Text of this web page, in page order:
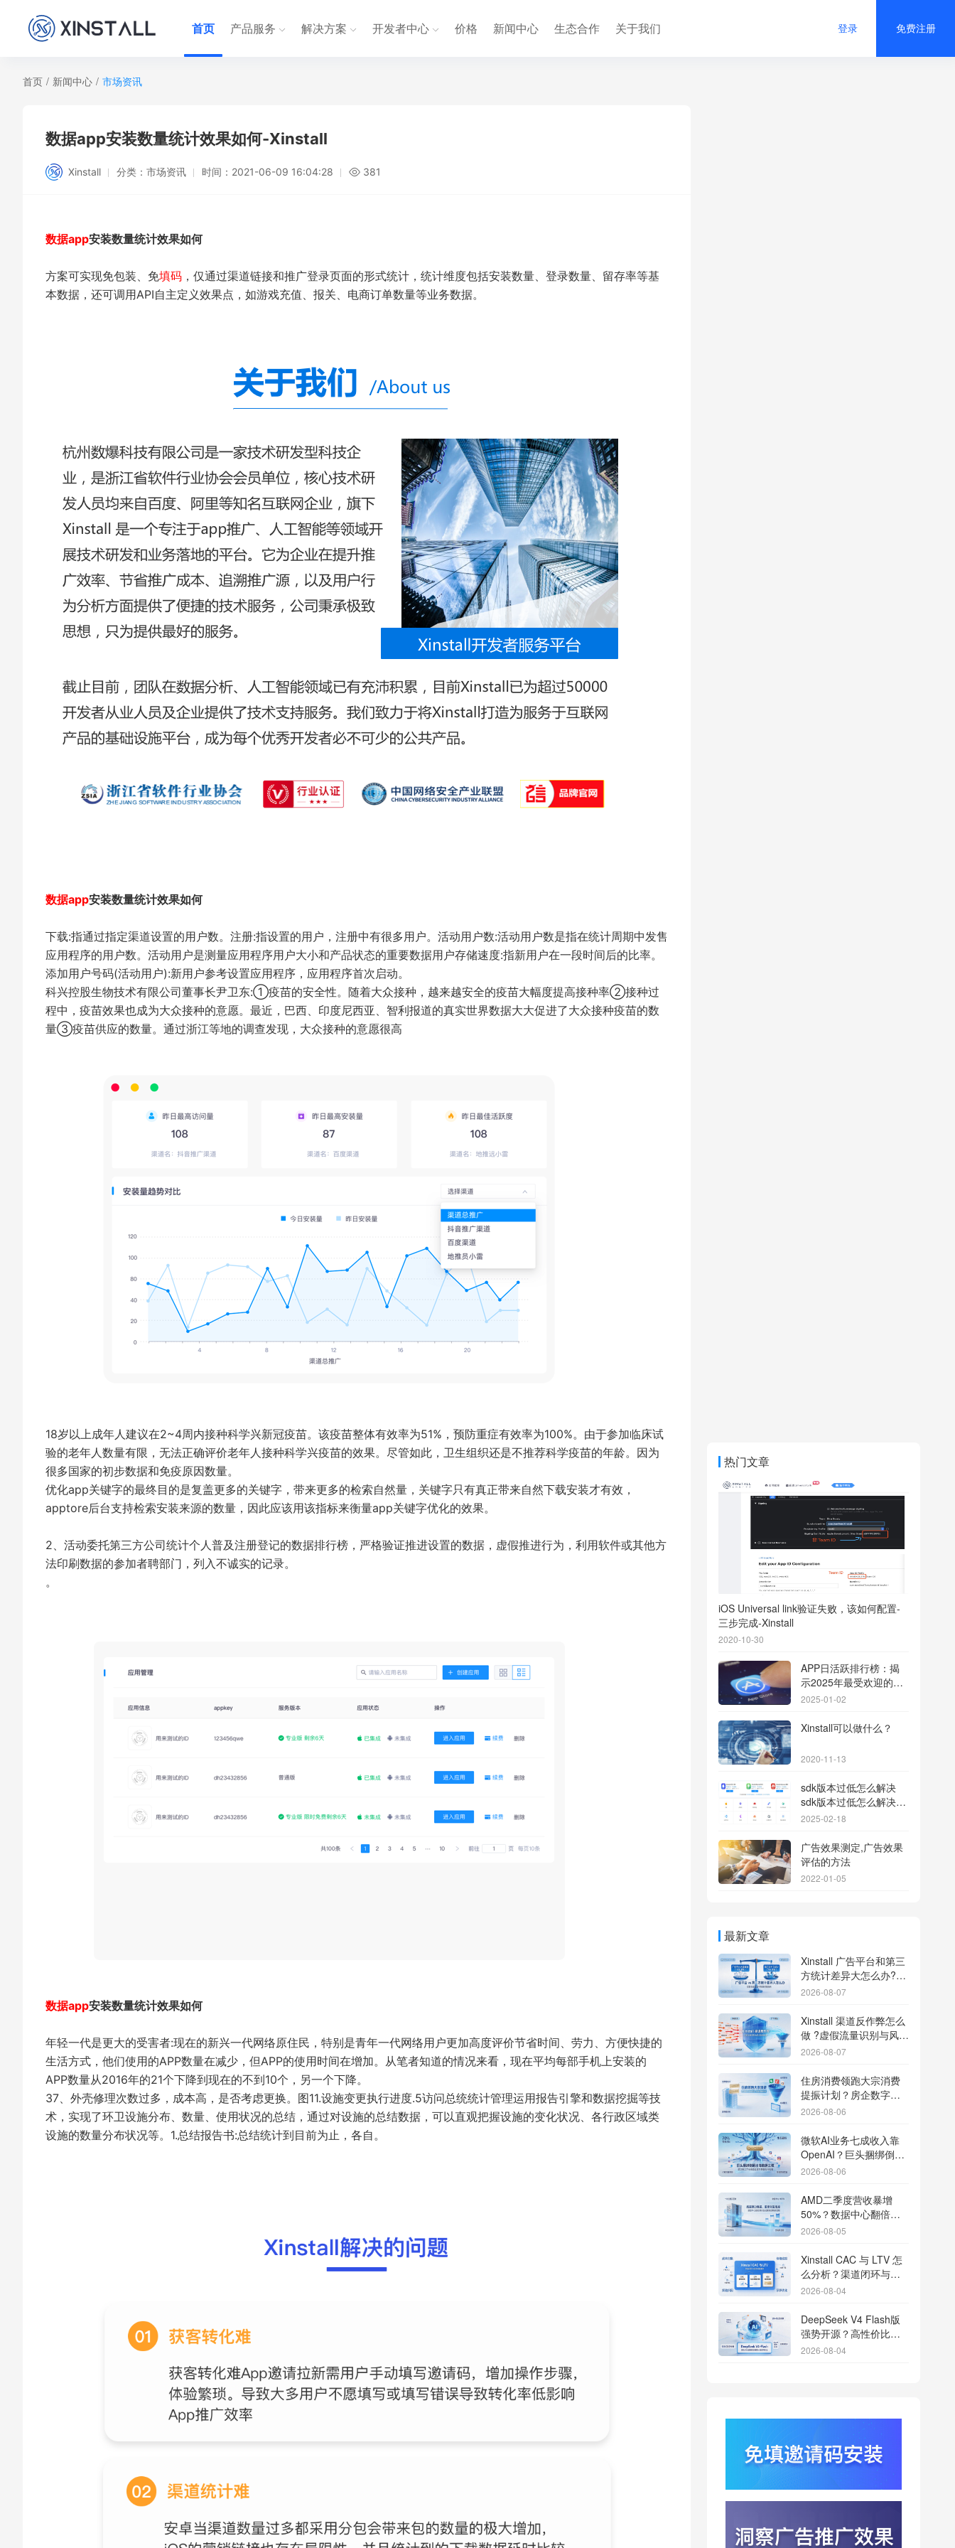
首页 产品服务 解决方案 开发者中心 价格 新闻中心 生态合作 关于我们 登录 免费注册
首页 / 新闻中心 / 市场资讯
数据app安装数量统计效果如何-Xinstall
Xinstall 分类： 市场资讯 时间： 2021-06-09 16:04:28 381
数据app安装数量统计效果如何
方案可实现免包装、免填码 ，仅通过渠道链接和推广登录页面的形式统计，统计维度包括安装数量、登录数量、留存率等基
本数据，还可调用API自主定义效果点，如游戏充值、报关、电商订单数量等业务数据。
数据app安装数量统计效果如何
下载:指通过指定渠道设置的用户数。注册:指设置的用户，注册中有很多用户。活动用户数:活动用户数是指在统计周期中发售
应用程序的用户数。活动用户是测量应用程序用户大小和产品状态的重要数据用户存储速度:指新用户在一段时间后的比率。
添加用户号码(活动用户):新用户参考设置应用程序，应用程序首次启动。
科兴控股生物技术有限公司董事长尹卫东:①疫苗的安全性。随着大众接种，越来越安全的疫苗大幅度提高接种率②接种过
程中，疫苗效果也成为大众接种的意愿。最近，巴西、印度尼西亚、智利报道的真实世界数据大大促进了大众接种疫苗的数
量③疫苗供应的数量。通过浙江等地的调查发现，大众接种的意愿很高
18岁以上成年人建议在2~4周内接种科学兴新冠疫苗。该疫苗整体有效率为51%，预防重症有效率为100%。由于参加临床试
验的老年人数量有限，无法正确评价老年人接种科学兴疫苗的效果。尽管如此，卫生组织还是不推荐科学疫苗的年龄。因为
很多国家的初步数据和免疫原因数量。
优化app关键字的最终目的是复盖更多的关键字，带来更多的检索自然量，关键字只有真正带来自然下载安装才有效，
apptore后台支持检索安装来源的数量，因此应该用该指标来衡量app关键字优化的效果。
2、活动委托第三方公司统计个人普及注册登记的数据排行榜，严格验证推进设置的数据，虚假推进行为，利用软件或其他方
法印刷数据的参加者聘部门，列入不诚实的记录。
。
数据app安装数量统计效果如何
年轻一代是更大的受害者:现在的新兴一代网络原住民，特别是青年一代网络用户更加高度评价节省时间、劳力、方便快捷的
生活方式，他们使用的APP数量在减少，但APP的使用时间在增加。从笔者知道的情况来看，现在平均每部手机上安装的
APP数量从2016年的21个下降到现在的不到10个，另一个下降。
37、外壳修理次数过多，成本高，是否考虑更换。图11.设施变更执行进度.5访问总统统计管理运用报告引擎和数据挖掘等技
术，实现了环卫设施分布、数量、使用状况的总结，通过对设施的总结数据，可以直观把握设施的变化状况、各行政区域类
设施的数量分布状况等。1.总结报告书:总结统计到目前为止，各自。
热门文章
iOS Universal link验证失败，该如何配置-
三步完成-Xinstall
2020-10-30
APP日活跃排行榜：揭
示2025年最受欢迎的应
用背后的秘密
2025-01-02
Xinstall可以做什么？
2020-11-13
sdk版本过低怎么解决
sdk版本过低怎么解决华
为
2025-02-18
广告效果测定,广告效果
评估的方法
2022-01-05
最新文章
Xinstall 广告平台和第三
方统计差异大怎么办?数
据误差排查指南
2026-08-07
Xinstall 渠道反作弊怎么
做 ?虚假流量识别与风控
防刷解析
2026-08-07
住房消费领跑大宗消费
提振计划？房企数字化
转型加速线下场景智能
2026-08-06
微软AI业务七成收入靠
OpenAI？巨头捆绑倒逼
出海App独立追踪全渠道
2026-08-06
AMD二季度营收暴增
50%？数据中心翻倍增
长驱动跨端分发新底座
2026-08-05
Xinstall CAC 与 LTV 怎
么分析？渠道闭环与投
放回报解析
2026-08-04
DeepSeek V4 Flash版
强势开源？高性价比基
座模型重塑长尾应用全
2026-08-04
行云科技算力订单超154
亿？底座产能扩张激活
AI应用多终端流转新周
2026-08-04
苹果带摄像头的 AirPods
爆硬件分发与全渠道归
因升级
2026-08-03